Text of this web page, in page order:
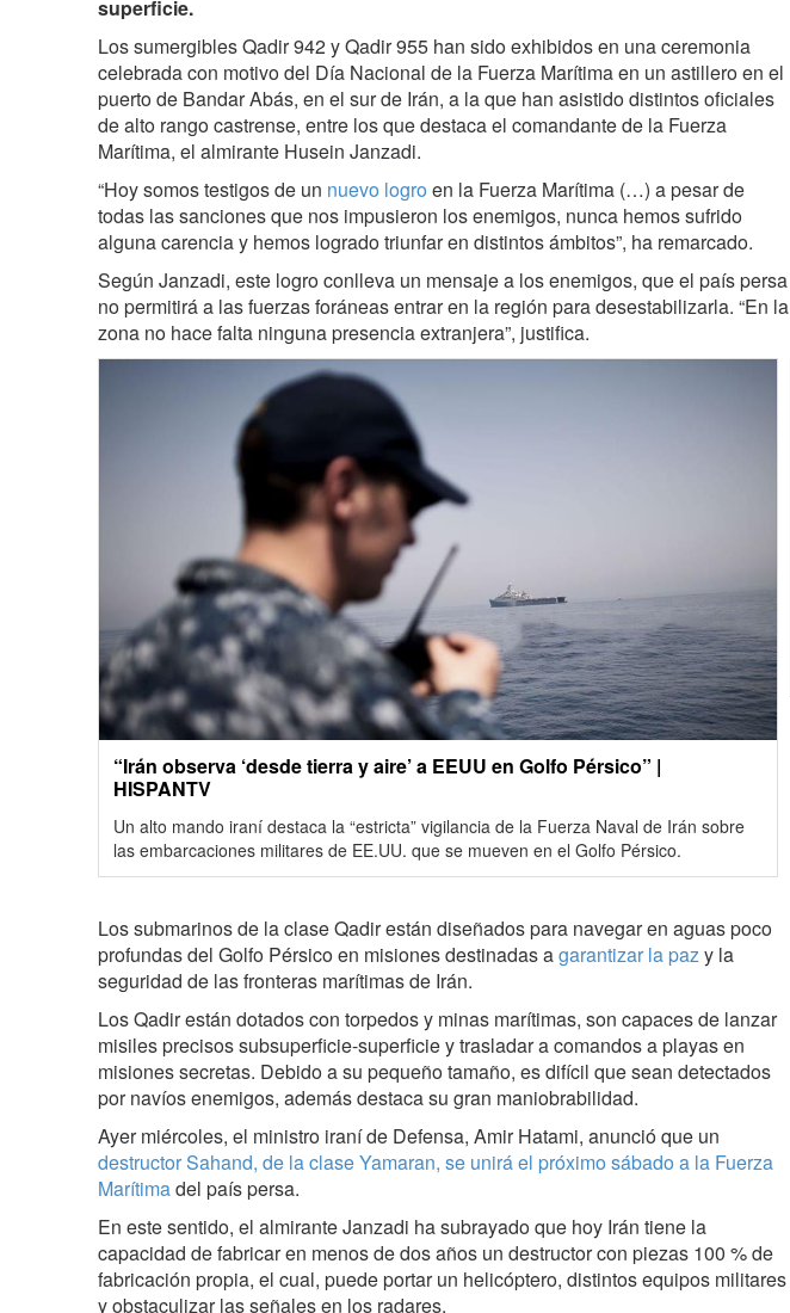
superficie.
Los sumergibles Qadir 942 y Qadir 955 han sido exhibidos en una ceremonia
celebrada con motivo del Día Nacional de la Fuerza Marítima en un astillero en el
puerto de Bandar Abás, en el sur de Irán, a la que han asistido distintos oficiales
de alto rango castrense, entre los que destaca el comandante de la Fuerza
Marítima, el almirante Husein Janzadi.
“Hoy somos testigos de un nuevo logro en la Fuerza Marítima (…) a pesar de
todas las sanciones que nos impusieron los enemigos, nunca hemos sufrido
alguna carencia y hemos logrado triunfar en distintos ámbitos”, ha remarcado.
Según Janzadi, este logro conlleva un mensaje a los enemigos, que el país persa
no permitirá a las fuerzas foráneas entrar en la región para desestabilizarla. “En la
zona no hace falta ninguna presencia extranjera”, justifica.
“Irán observa ‘desde tierra y aire’ a EEUU en Golfo Pérsico” |
HISPANTV
Un alto mando iraní destaca la “estricta” vigilancia de la Fuerza Naval de Irán sobre
las embarcaciones militares de EE.UU. que se mueven en el Golfo Pérsico.
Los submarinos de la clase Qadir están diseñados para navegar en aguas poco
profundas del Golfo Pérsico en misiones destinadas agarantizar la pazy la
seguridad de las fronteras marítimas de Irán.
Los Qadir están dotados con torpedos y minas marítimas, son capaces de lanzar
misiles precisos subsuperficie-superficie y trasladar a comandos a playas en
misiones secretas. Debido a su pequeño tamaño, es difícil que sean detectados
por navíos enemigos, además destaca su gran maniobrabilidad.
Ayer miércoles, el ministro iraní de Defensa, Amir Hatami, anunció que un
destructor Sahand, de la clase Yamaran, se unirá el próximo sábado a la Fuerza
Marítimadel país persa.
En este sentido, el almirante Janzadi ha subrayado que hoy Irán tiene la
capacidad de fabricar en menos de dos años un destructor con piezas 100 % de
fabricación propia, el cual, puede portar un helicóptero, distintos equipos militares
y obstaculizar las señales en los radares.